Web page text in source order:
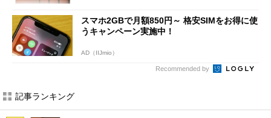
スマホ2GBで月額850円～ 格安SIMをお得に使
うキャンペーン実施中！
AD（IIJmio）
Recommended by
記事ランキング